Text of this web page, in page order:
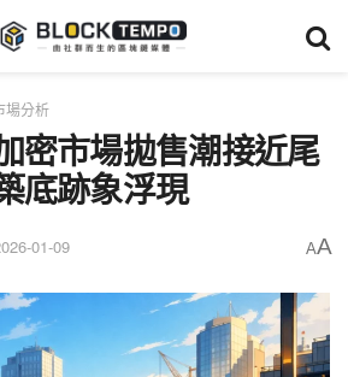
場分析
密市場拋售潮接近尾
底跡象浮現
01-09 AA